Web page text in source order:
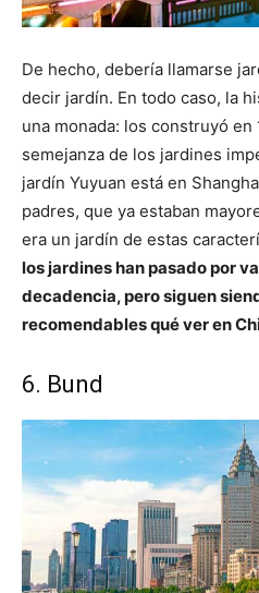
De hecho, debería llamarse
decir jardín. En todo caso, la
una monada: los construyó
semejanza de los jardines
jardín Yuyuan está en
padres, que ya estaban
era un jardín de estas
los jardines han pasado por
decadencia, pero siguen
recomendables qué ver en
6. Bund